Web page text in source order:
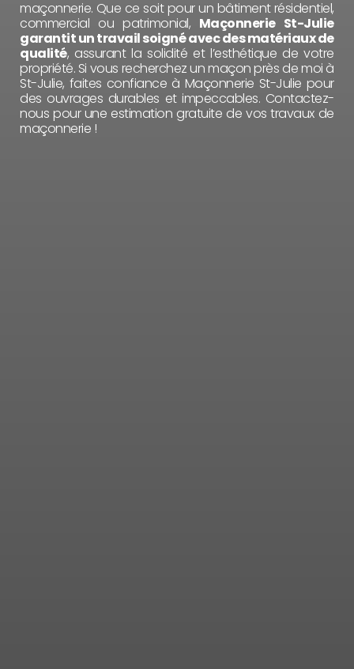
maçonnerie. Que ce soit pour un bâtiment résidentiel,
commercial ou patrimonial, Maçonnerie St-Julie
garantit un travail soigné avec des matériaux de
qualité, assurant la solidité et l’esthétique de votre
propriété. Si vous recherchez un maçon près de moi à
St-Julie, faites confiance à Maçonnerie St-Julie pour
des ouvrages durables et impeccables. Contactez-
nous pour une estimation gratuite de vos travaux de
maçonnerie !